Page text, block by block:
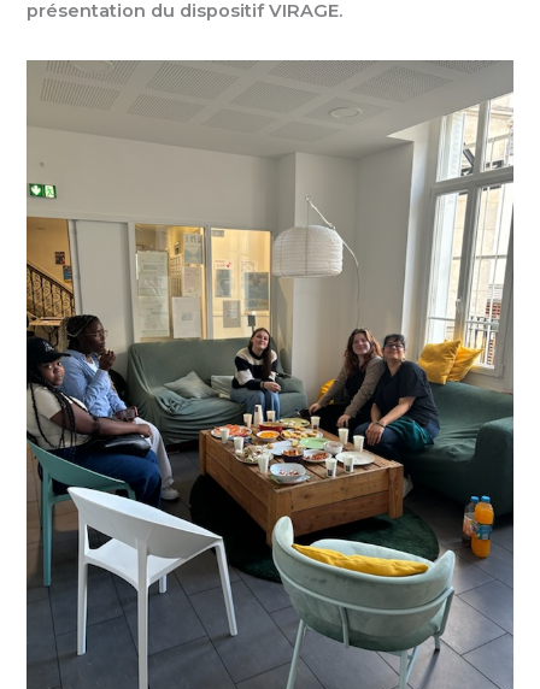
présentation du dispositif VIRAGE.